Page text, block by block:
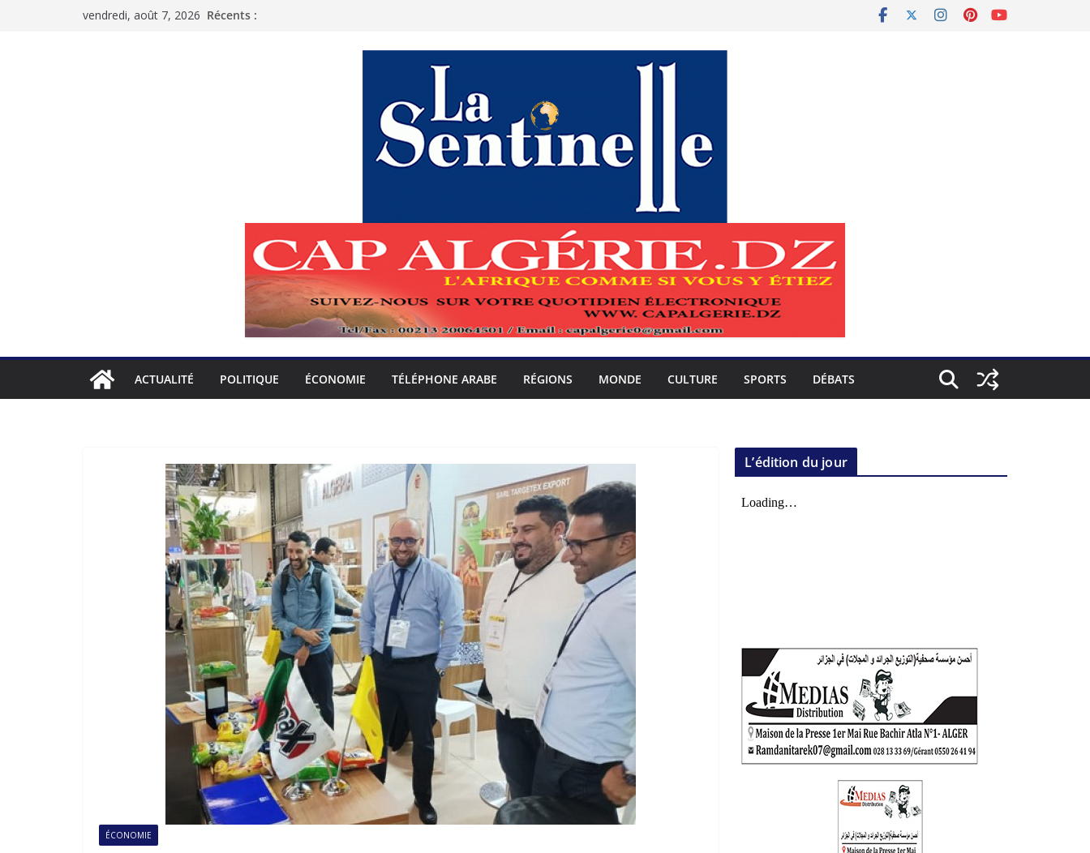
vendredi, août 7, 2026 Récents :
ACTUALITÉ POLITIQUE ÉCONOMIE TÉLÉPHONE ARABE RÉGIONS MONDE CULTURE SPORTS DÉBATS
ÉCONOMIE
L’édition du jour